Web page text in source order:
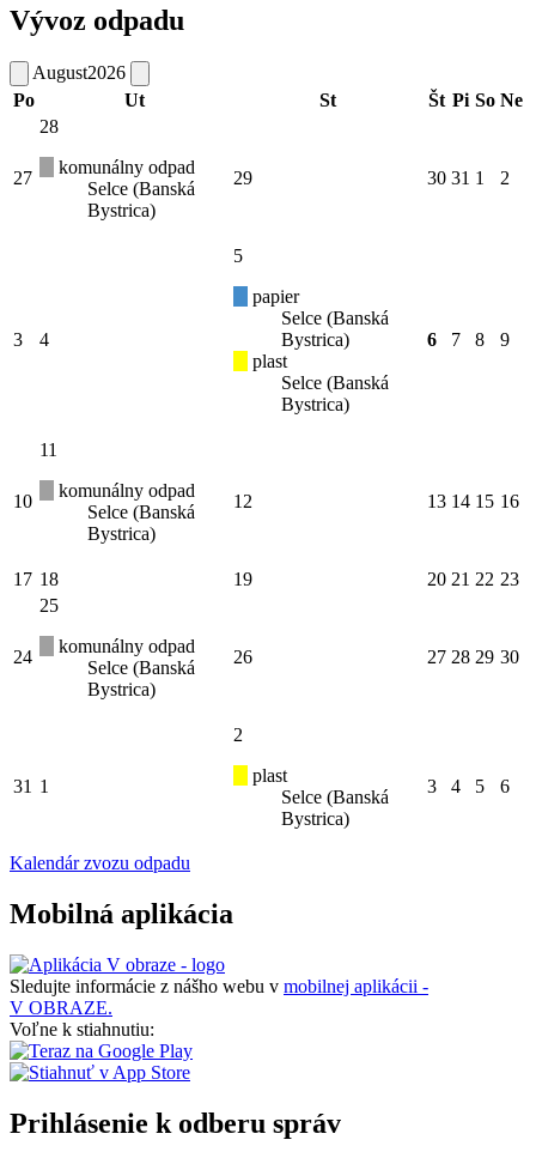
Vývoz odpadu
August2026
Po
Ut St Št Pi So Ne
27
28
komunálny odpad
Selce (Banská
Bystrica)
29 30 31 1 2
3 4
5
papier
Selce (Banská
Bystrica)
plast
Selce (Banská
Bystrica)
6 7 8 9
10
11
komunálny odpad
Selce (Banská
Bystrica)
12 13 14 15 16
17 18 19 20 21 22 23
24
25
komunálny odpad
Selce (Banská
Bystrica)
26 27 28 29 30
31 1
2
plast
Selce (Banská
Bystrica)
3 4 5 6
Kalendár zvozu odpadu
Mobilná aplikácia
Sledujte informácie z nášho webu v mobilnej aplikácii -
V OBRAZE.
Voľne k stiahnutiu:
Prihlásenie k odberu správ